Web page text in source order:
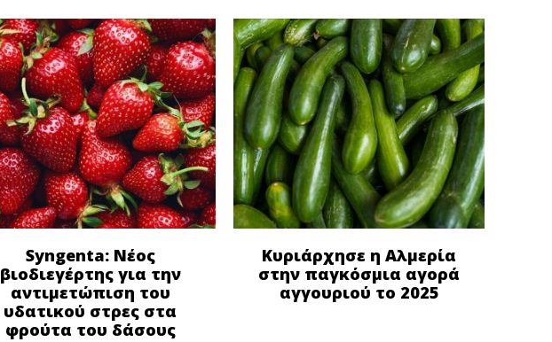
Syngenta: Νέος
βιοδιεγέρτης για την
αντιμετώπιση του
υδατικού στρες στα
φρούτα του δάσους
Κυριάρχησε η Αλμερία
στην παγκόσμια αγορά
αγγουριού το 2025